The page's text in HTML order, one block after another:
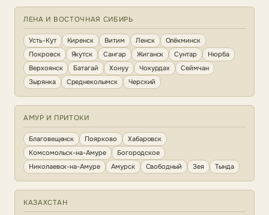
ЛЕНА И ВОСТОЧНАЯ СИБИРЬ
Усть-Кут Киренск Витим Ленск
Олёкминск
Покровск
Якутск Сангар Жиганск Сунтар
Нюрба
Верхоянск
Батагай Хонуу Чокурдах
Сеймчан
Зырянка
Среднеколымск Черский
АМУР И ПРИТОКИ
Благовещенск Поярково
Хабаровск
Комсомольск-на-Амуре
Богородское
Николаевск-на-Амуре
Амурск Свободный Зея Тында
КАЗАХСТАН